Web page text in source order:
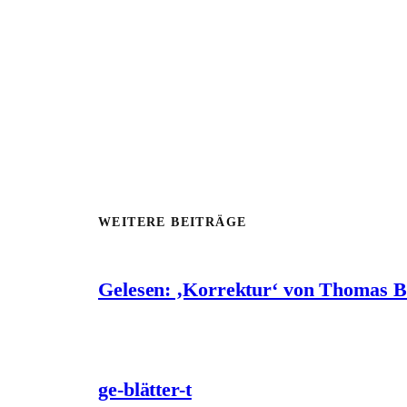
WEITERE BEITRÄGE
Gelesen: ‚Korrektur‘ von Thomas
ge-blätter-t